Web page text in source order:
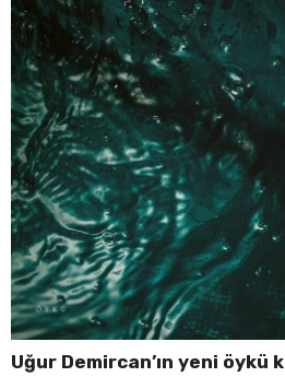
Uğur Demircan’ın yeni öykü